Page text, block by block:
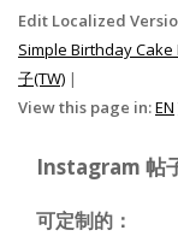
Edit Localized
Simple Birthday Cake
子(TW) |
View this page in:EN
Instagram 帖
可定制的：